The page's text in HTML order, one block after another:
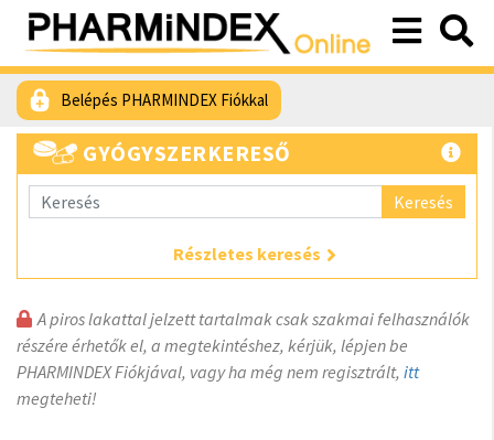
Belépés PHARMINDEX Fiókkal
GYÓGYSZERKERESŐ
Keresés
Részletes keresés
A piros lakattal jelzett tartalmak csak szakmai felhasználók
részére érhetők el, a megtekintéshez, kérjük, lépjen be
PHARMINDEX Fiókjával, vagy ha még nem regisztrált, itt
megteheti!